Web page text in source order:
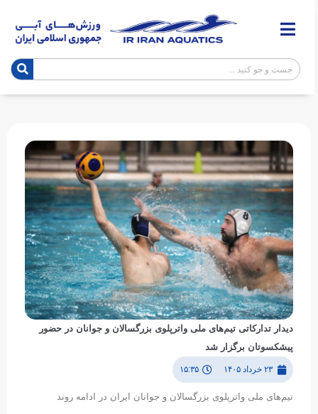
دیدار تدارکاتی تیم‌های ملی واترپلوی بزرگسالان و جوانان در حضور
پیشکسوتان برگزار شد
۲۳ خرداد ۱۴۰۵ ۱۵:۳۵
تیم‌های ملی واترپلوی بزرگسالان و جوانان ایران در ادامه روند